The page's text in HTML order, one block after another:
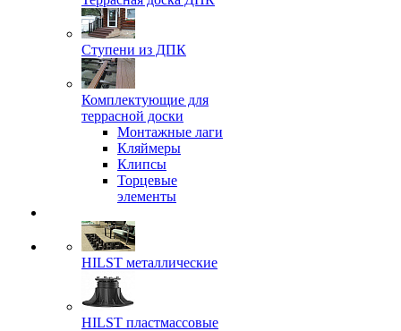
Ступени из ДПК
Комплектующие для
террасной доски
Монтажные лаги
Кляймеры
Клипсы
Торцевые
элементы
HILST металлические
HILST пластмассовые